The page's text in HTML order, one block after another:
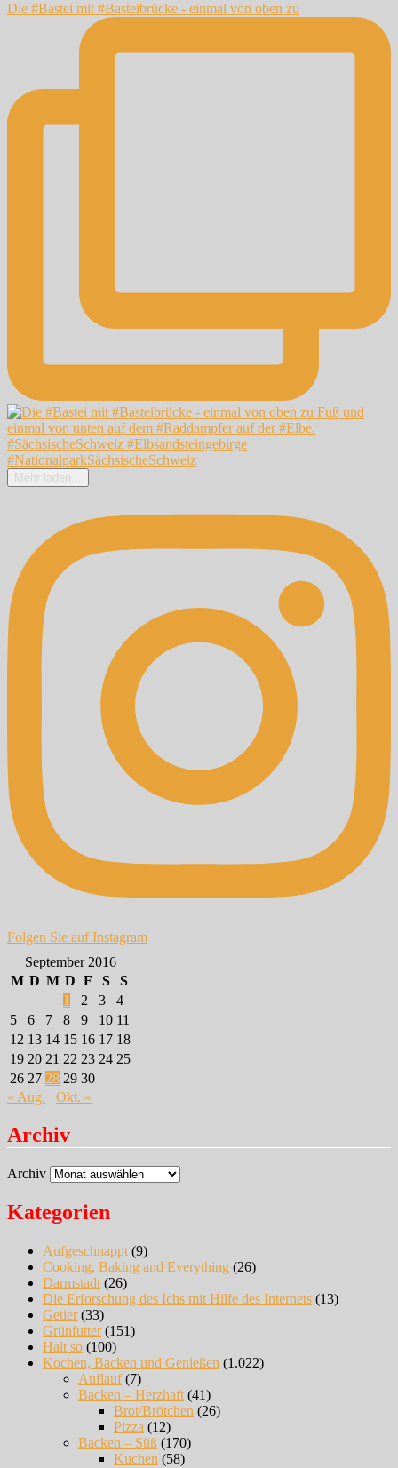
Die #Bastei mit #Basteibrücke - einmal von oben zu
Mehr laden...
Folgen Sie auf Instagram
September 2016
M D M D F S
S
1
2 3
4
5
6 7 8 9 10 11
12 13 14 15 16 17 18
19 20 21 22 23 24 25
26 27 28 29 30
« Aug.
Okt. »
Archiv
Archiv
Kategorien
Aufgeschnappt (9)
Cooking, Baking and Everything (26)
Darmstadt (26)
Die Erforschung des Ichs mit Hilfe des Internets (13)
Getier(33)
Grünfutter(151)
Halt so (100)
Kochen, Backen und Genießen (1.022)
Auflauf(7)
Backen – Herzhaft (41)
Brot/Brötchen (26)
Pizza (12)
Backen – Süß (170)
Kuchen (58)